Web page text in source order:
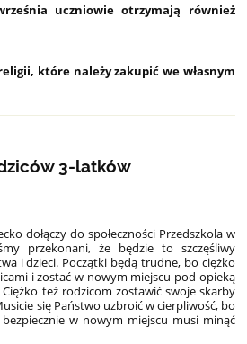
uczniowie otrzymają również
które należy zakupić we własnym
3-latków
dołączy do społeczności Przedszkola w
przekonani, że będzie to szczęśliwy
i dzieci. Początki będą trudne, bo ciężko
i zostać w nowym miejscu pod opieką
też rodzicom zostawić swoje skarby
się Państwo uzbroić w cierpliwość, bo
w nowym miejscu musi minąć